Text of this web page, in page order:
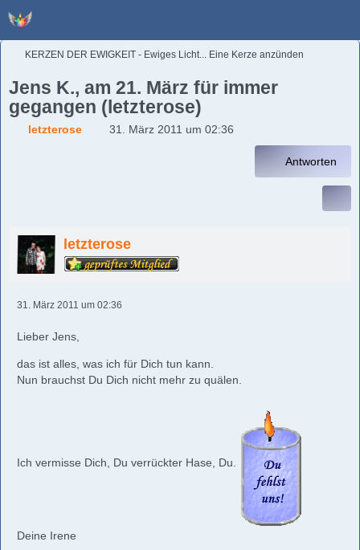
KERZEN DER EWIGKEIT - Ewiges Licht... Eine Kerze anzünden
Jens K., am 21. März für immer
gegangen (letzterose)
letzterose 31. März 2011 um 02:36
Antworten
letzterose
31. März 2011 um 02:36
Lieber Jens,
das ist alles, was ich für Dich tun kann.
Nun brauchst Du Dich nicht mehr zu quälen.
Ich vermisse Dich, Du verrückter Hase, Du.
Deine Irene